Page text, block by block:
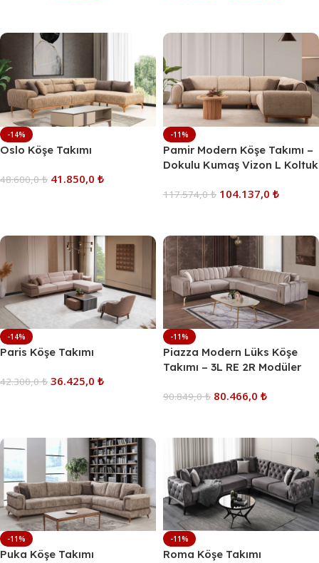
-14%
Oslo Köşe Takımı
48.600,0₺ 41.850,0 ₺
-11%
Pamir Modern Köşe Takımı –
Dokulu Kumaş Vizon L Koltuk
117.574,0₺ 104.137,0 ₺
-14%
Paris Köşe Takımı
42.300,0₺ 36.425,0 ₺
-11%
Piazza Modern Lüks Köşe
Takımı – 3L RE 2R Modüler
Detaylı
90.849,0₺ 80.466,0 ₺
-11%
Puka Köşe Takımı
-11%
Roma Köşe Takımı